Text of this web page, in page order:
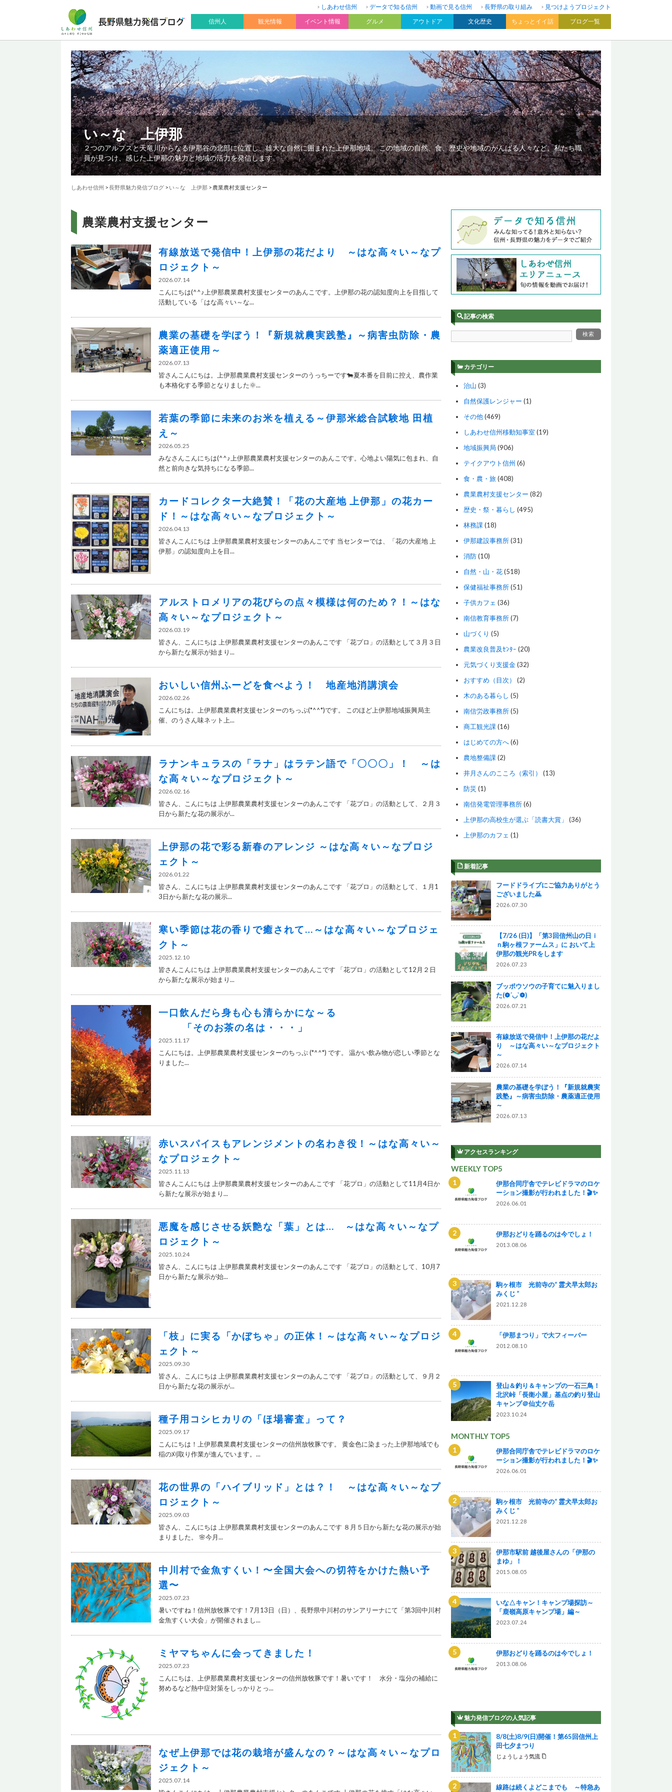
しあわせ信州 データで知る信州 動画で見る信州 長野県の取り組み
見つけようプロジェクト
信州人
観光情報 イベント情報 グルメ アウトドア 文化歴史 ちょっとイイ話 ブログ一覧
い～な 上伊那
２つのアルプスと天竜川からなる伊那谷の北部に位置し、雄大な自然に囲まれた上伊那地域。 この地域の自然、食、歴史や地域のがんばる人々など、私たち職
員が見つけ、感じた上伊那の魅力と地域の活力を発信します。
しあわせ信州 >長野県魅力発信ブログ > い～な 上伊那 > 農業農村支援センター
農業農村支援センター
有線放送で発信中！上伊那の花だより ～はな高々い～なプ
ロジェクト～
2026.07.14
こんにちは(^^♪上伊那農業農村支援センターのあんこです。上伊那の花の認知度向上を目指して
活動している「はな高々い～な...
農業の基礎を学ぼう！『新規就農実践塾』～病害虫防除・農
薬適正使用～
2026.07.13
皆さんこんにちは。上伊那農業農村支援センターのうっちーです🐄夏本番を目前に控え、農作業
も本格化する季節となりました🌞...
若葉の季節に未来のお米を植える～伊那米総合試験地 田植
え～
2026.05.25
みなさんこんにちは(^^♪上伊那農業農村支援センターのあんこです。心地よい陽気に包まれ、自
然と前向きな気持ちになる季節...
カードコレクター大絶賛！「花の大産地 上伊那」の花カー
ド！～はな高々い～なプロジェクト～
2026.04.13
皆さんこんにちは 上伊那農業農村支援センターのあんこです 当センターでは、「花の大産地 上
伊那」の認知度向上を目...
アルストロメリアの花びらの点々模様は何のため？！～はな
高々い～なプロジェクト～
2026.03.19
皆さん、こんにちは 上伊那農業農村支援センターのあんこです 「花プロ」の活動として３月３日
から新たな展示が始まり...
おいしい信州ふーどを食べよう！ 地産地消講演会
2026.02.26
こんにちは。上伊那農業農村支援センターのちっぷ(*^^*)です。 このほど上伊那地域振興局主
催、のうさん味ネット上...
ラナンキュラスの「ラナ」はラテン語で「〇〇〇」！ ～は
な高々い～なプロジェクト～
2026.02.16
皆さん、こんにちは 上伊那農業農村支援センターのあんこです 「花プロ」の活動として、２月３
日から新たな花の展示が...
上伊那の花で彩る新春のアレンジ ～はな高々い～なプロジ
ェクト～
2026.01.22
皆さん、こんにちは 上伊那農業農村支援センターのあんこです 「花プロ」の活動として、１月1
3日から新たな花の展示...
寒い季節は花の香りで癒されて…～はな高々い～なプロジェ
クト～
2025.12.10
皆さんこんにちは 上伊那農業農村支援センターのあんこです 「花プロ」の活動として12月２日
から新たな展示が始まり...
一口飲んだら身も心も清らかにな～る
「そのお茶の名は・・・」
2025.11.17
こんにちは。上伊那農業農村支援センターのちっぷ (*^^*) です。 温かい飲み物が恋しい季節とな
りました...
赤いスパイスもアレンジメントの名わき役！～はな高々い～
なプロジェクト～
2025.11.13
皆さんこんにちは 上伊那農業農村支援センターのあんこです 「花プロ」の活動として11月4日か
ら新たな展示が始まり...
悪魔を感じさせる妖艶な「葉」とは… ～はな高々い～なプ
ロジェクト～
2025.10.24
皆さん、こんにちは 上伊那農業農村支援センターのあんこです 「花プロ」の活動として、10月7
日から新たな展示が始...
「枝」に実る「かぼちゃ」の正体！～はな高々い～なプロジ
ェクト～
2025.09.30
皆さん、こんにちは 上伊那農業農村支援センターのあんこです 「花プロ」の活動として、９月２
日から新たな花の展示が...
種子用コシヒカリの「ほ場審査」って？
2025.09.17
こんにちは！上伊那農業農村支援センターの信州放牧豚です。 黄金色に染まった上伊那地域でも
稲の刈取り作業が進んでいます。...
花の世界の「ハイブリッド」とは？！ ～はな高々い～なプ
ロジェクト～
2025.09.03
皆さん、こんにちは 上伊那農業農村支援センターのあんこです ８月５日から新たな花の展示が始
まりました。 🌸今月...
中川村で金魚すくい！〜全国大会への切符をかけた熱い予
選〜
2025.07.23
暑いですね！信州放牧豚です！7月13日（日）、長野県中川村のサンアリーナにて「第3回中川村
金魚すくい大会」が開催されまし...
ミヤマちゃんに会ってきました！
2025.07.23
こんにちは、上伊那農業農村支援センターの信州放牧豚です！暑いです！ 水分・塩分の補給に
努めるなど熱中症対策をしっかりとっ...
なぜ上伊那では花の栽培が盛んなの？～はな高々い～なプロ
ジェクト～
2025.07.14
記事の検索
カテゴリー
治山 (3)
自然保護レンジャー (1)
その他(469)
しあわせ信州移動知事室(19)
地域振興局 (906)
テイクアウト信州 (6)
食・農・旅(408)
農業農村支援センター (82)
歴史・祭・暮らし (495)
林務課 (18)
伊那建設事務所(31)
消防(10)
自然・山・花(518)
保健福祉事務所(51)
子供カフェ (36)
南信教育事務所(7)
山づくり (5)
農業改良普及ｾﾝﾀｰ (20)
元気づくり支援金(32)
おすすめ（目次）
(2)
木のある暮らし (5)
南信労政事務所(5)
商工観光課 (16)
はじめての方へ(6)
農地整備課 (2)
井月さんのこころ（索引）
(13)
防災 (1)
南信発電管理事務所(6)
上伊那の高校生が選ぶ「読書大賞」
(36)
上伊那のカフェ (1)
新着記事
フードドライブにご協力ありがとう
ございました🙇
2026.07.30
【7/26 (日)】「第3回信州山の日ｉ
ｎ駒ヶ根ファームス」に おいて上
伊那の観光PRをします
2026.07.23
ブッポウソウの子育てに魅入りまし
た(❁´◡`❁)
2026.07.21
有線放送で発信中！上伊那の花だよ
り ～はな高々い～なプロジェクト
～
2026.07.14
農業の基礎を学ぼう！『新規就農実
践塾』～病害虫防除・農薬適正使用
～
2026.07.13
アクセスランキング
WEEKLY TOP5
伊那合同庁舎でテレビドラマのロケ
ーション撮影が行われました！🎬✨
2026.06.01
伊那おどりを踊るのは今でしょ！
2013.08.06
駒ヶ根市 光前寺の“ 霊犬早太郎お
みくじ ”
2021.12.28
「伊那まつり」で大フィーバー
2012.08.10
登山＆釣り＆キャンプの一石三鳥！
北沢峠「長衛小屋」基点の釣り登山
キャンプ＠仙丈ケ岳
2023.10.24
MONTHLY TOP5
伊那合同庁舎でテレビドラマのロケ
ーション撮影が行われました！🎬✨
2026.06.01
駒ヶ根市 光前寺の“ 霊犬早太郎お
みくじ ”
2021.12.28
伊那市駅前 越後屋さんの「伊那の
まゆ」！
2015.08.05
いな△キャン！キャンプ場探訪～
「鹿嶺高原キャンプ場」編～
2023.07.24
伊那おどりを踊るのは今でしょ！
2013.08.06
魅力発信ブログの人気記事
8/8(土)8/9(日)開催！第65回信州上
田七夕まつり
じょうしょう気流
線路は続くよどこまでも ～特急あ